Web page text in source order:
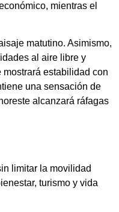
mientras el
matutino. Asimismo,
al aire libre y
estabilidad con
una sensación de
alcanzará ráfagas
limitar la movilidad
turismo y vida